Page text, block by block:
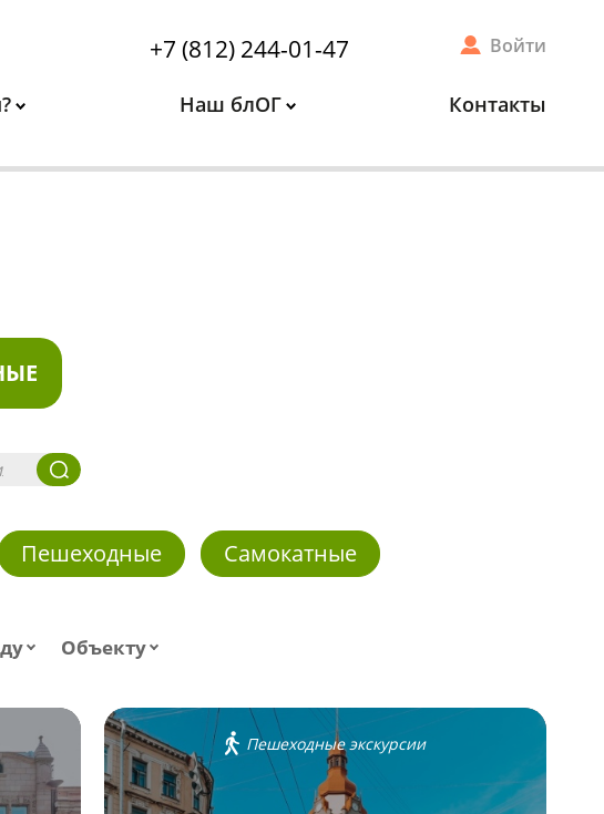
+7 (812) 244-01-47 Войти
Наш блОГ Контакты
Пешеходные Самокатные
Объекту
Пешеходные экскурсии